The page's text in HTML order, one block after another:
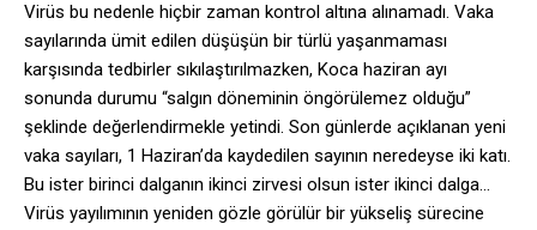
Virüs bu nedenle hiçbir zaman kontrol altına alınamadı. Vaka
sayılarında ümit edilen düşüşün bir türlü yaşanmaması
karşısında tedbirler sıkılaştırılmazken, Koca haziran ayı
sonunda durumu “salgın döneminin öngörülemez olduğu”
şeklinde değerlendirmekle yetindi. Son günlerde açıklanan yeni
vaka sayıları, 1 Haziran’da kaydedilen sayının neredeyse iki katı.
Bu ister birinci dalganın ikinci zirvesi olsun ister ikinci dalga…
Virüs yayılımının yeniden gözle görülür bir yükseliş sürecine